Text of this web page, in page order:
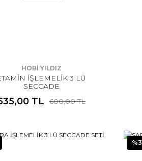
HOBİ YILDIZ
İŞLEMELİK 3 LÜ
SECCADE
TL 600,00 TL
%3